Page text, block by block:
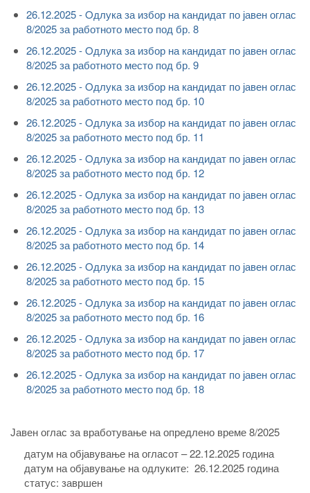
26.12.2025 - Oдлука за избор на кандидат по јавен оглас
8/2025 за работното место под бр. 8
26.12.2025 - Oдлука за избор на кандидат по јавен оглас
8/2025 за работното место под бр. 9
26.12.2025 - Oдлука за избор на кандидат по јавен оглас
8/2025 за работното место под бр. 10
26.12.2025 - Oдлука за избор на кандидат по јавен оглас
8/2025 за работното место под бр. 11
26.12.2025 - Oдлука за избор на кандидат по јавен оглас
8/2025 за работното место под бр. 12
26.12.2025 - Oдлука за избор на кандидат по јавен оглас
8/2025 за работното место под бр. 13
26.12.2025 - Oдлука за избор на кандидат по јавен оглас
8/2025 за работното место под бр. 14
26.12.2025 - Oдлука за избор на кандидат по јавен оглас
8/2025 за работното место под бр. 15
26.12.2025 - Oдлука за избор на кандидат по јавен оглас
8/2025 за работното место под бр. 16
26.12.2025 - Oдлука за избор на кандидат по јавен оглас
8/2025 за работното место под бр. 17
26.12.2025 - Oдлука за избор на кандидат по јавен оглас
8/2025 за работното место под бр. 18
Јавен оглас за вработување на опредлено време 8/2025
датум на објавување на огласот – 22.12.2025 година
датум на објавување на одлуките: 26.12.2025 година
статус: завршен